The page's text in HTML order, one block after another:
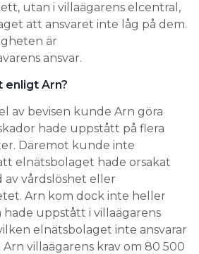
utan i villaägarens elcentral,
att ansvaret inte låg på dem.
är
ansvar.
enligt Arn?
av bevisen kunde Arn göra
hade uppstått på flera
Däremot kunde inte
elnätsbolaget hade orsakat
vårdslöshet eller
Arn kom dock inte heller
hade uppstått i villaägarens
elnätsbolaget inte ansvarar
villaägarens krav om 80 500